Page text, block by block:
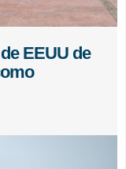
EEUU de